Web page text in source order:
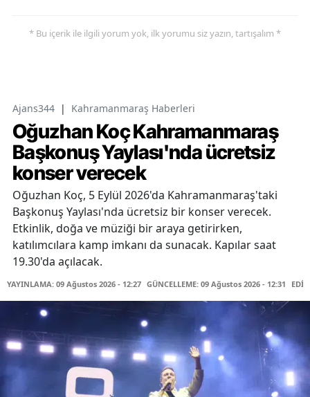
* Bu içerik ile ilgili yorum yok, ilk yorumu siz yazın, tartışalım *
Ajans344 | Kahramanmaraş Haberleri
Oğuzhan Koç Kahramanmaraş
Başkonuş Yaylası'nda ücretsiz
konser verecek
Oğuzhan Koç, 5 Eylül 2026'da Kahramanmaraş'taki
Başkonuş Yaylası'nda ücretsiz bir konser verecek.
Etkinlik, doğa ve müziği bir araya getirirken,
katılımcılara kamp imkanı da sunacak. Kapılar saat
19.30'da açılacak.
YAYINLAMA: 09 Ağustos 2026 - 12:27 GÜNCELLEME: 09 Ağustos 2026 - 12:31